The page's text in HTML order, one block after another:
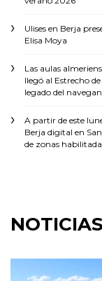
Ulises en Berja
Elisa Moya
Las aulas
llegó al Estrecho
legado del
A partir de este
Berja digital en
de zonas